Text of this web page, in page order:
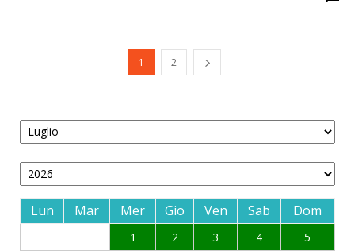
1 2
Lun Mar Mer Gio Ven Sab Dom
1 2 3 4
5